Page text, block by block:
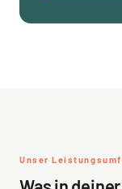
Unser